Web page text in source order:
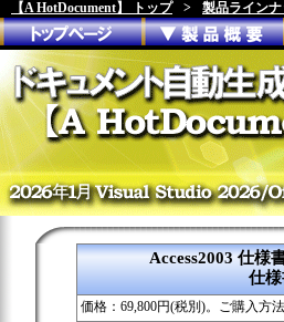
【A HotDocument】 トップ > 製品ライン
Access2003 仕様
仕
価格： 69,800円(税別)。ご購入方